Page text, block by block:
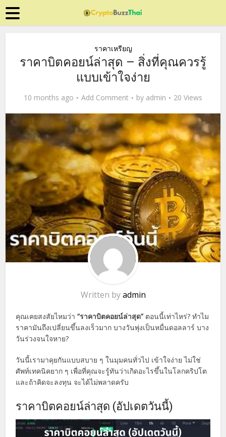
ราคาเหรียญ
ราคาบิตคอยน์ล่าสุด – สิ่งที่คุณควรรู้
แบบเข้าใจง่าย
10 months ago Add Comment by admin 20 Views
Written byadmin
คุณเคยสงสัยไหมว่า“ราคาบิตคอยน์ล่าสุด” ตอนนี้เท่าไหร่? ทำไม
ราคามันถึงเปลี่ยนขึ้นลงเร็วมาก บางวันพุ่งเป็นหมื่นดอลลาร์ บาง
วันร่วงจนใจหาย?
วันนี้เรามาคุยกันแบบสบาย ๆ ในมุมคนทั่วไป เข้าใจง่าย ไม่ใช่
ศัพท์เทคนิคยาก ๆ เพื่อที่คุณจะรู้ทันว่าเกิดอะไรขึ้นในโลกคริปโต
และถ้าคิดจะลงทุน จะได้ไม่พลาดครับ
ราคาบิตคอยน์ล่าสุด (อัปเดตวันนี้)